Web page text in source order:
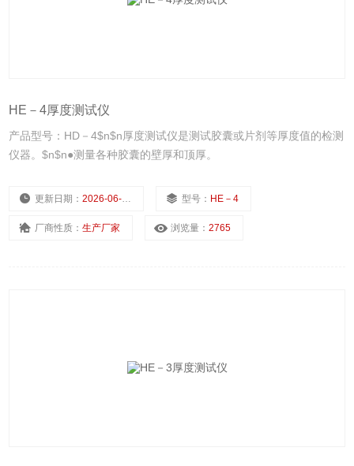
HE－4厚度测试仪
产品型号：HD－4$n$n厚度测试仪是测试胶囊或片剂等厚度值的检测
仪器。$n$n●测量各种胶囊的壁厚和顶厚。
更新日期：2026-06-02 型号： HE－4
厂商性质：生产厂家 浏览量：2765